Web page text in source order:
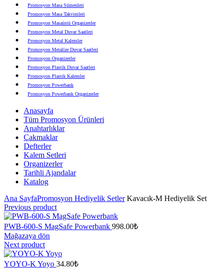
Promosyon Masa Sümenleri
Promosyon Masa Takvimleri
Promosyon Masaüstü Organizerler
Promosyon Metal Duvar Saatleri
Promosyon Metal Kalemler
Promosyon Metalize Duvar Saatleri
Promosyon Organizerler
Promosyon Plastik Duvar Saatleri
Promosyon Plastik Kalemler
Promosyon Powerbank
Promosyon Powerbank Organizerler
Promosyon Şapka
Promosyon Sekreter Bloknotlar
Promosyon Seramik ve Porselen Ürünler
Promosyon Speakerlar
Promosyon Tarihli Ajandalar
Promosyon Teknoloji Ürünleri
Promosyon Telefon Standları
Promosyon Termoslar
Promosyon Tişörtler
Anasayfa
Tüm Promosyon Ürünleri
Anahtarlıklar
Çakmaklar
Defterler
Kalem Setleri
Organizerler
Tarihli Ajandalar
Katalog
Ana SayfaPromosyon Hediyelik SetlerKavacık-M Hediyelik Set
Previous product
PWB-600-S MagSafe Powerbank 998.00₺
Mağazaya dön
Next product
YOYO-K Yoyo 34.80₺